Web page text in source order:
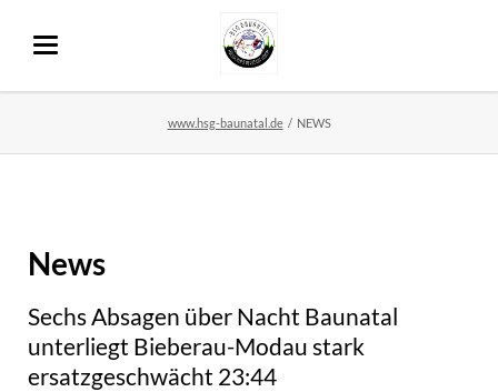
www.hsg-baunatal.de NEWS
News
Sechs Absagen über Nacht Baunatal
unterliegt Bieberau-Modau stark
ersatzgeschwächt 23:44